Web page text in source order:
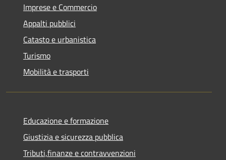
Imprese e Commercio
Appalti pubblici
Catasto e urbanistica
Turismo
Mobilità e trasporti
Educazione e formazione
Giustizia e sicurezza pubblica
Tributi,finanze e contravvenzioni